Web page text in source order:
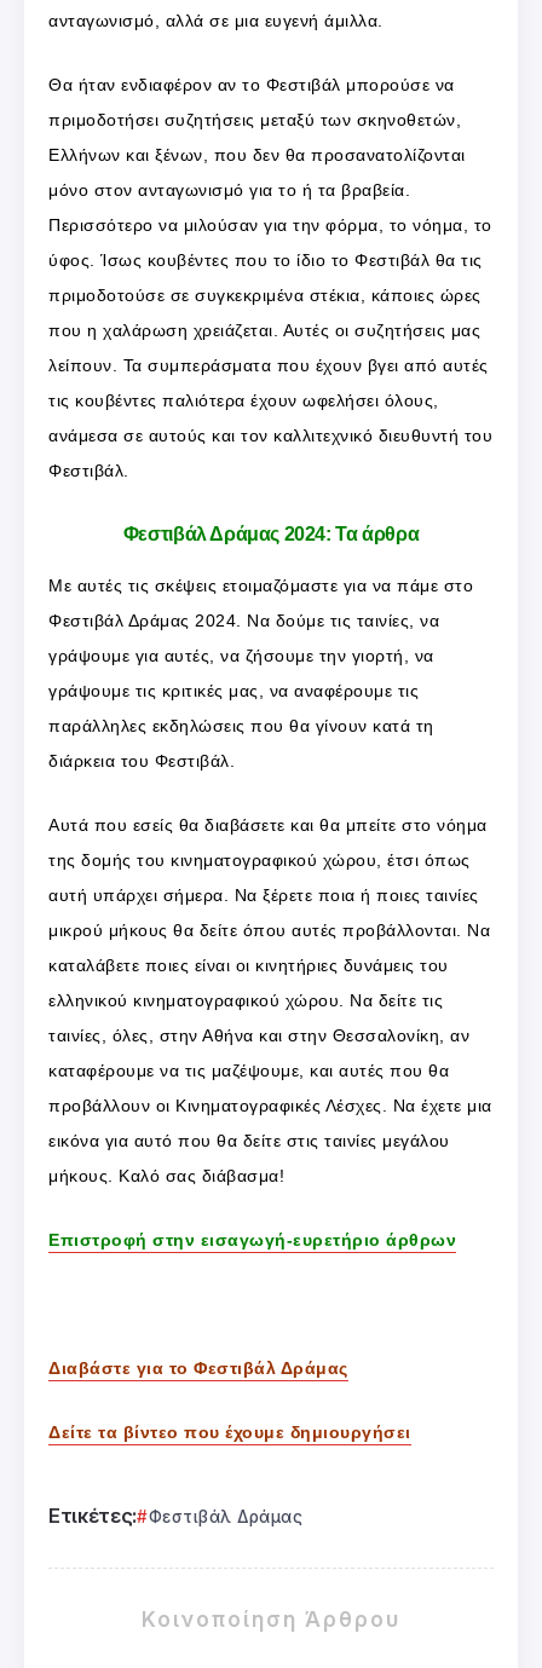
ανταγωνισμό, αλλά σε μια ευγενή άμιλλα.
Θα ήταν ενδιαφέρον αν το Φεστιβάλ μπορούσε να
πριμοδοτήσει συζητήσεις μεταξύ των σκηνοθετών,
Ελλήνων και ξένων, που δεν θα προσανατολίζονται
μόνο στον ανταγωνισμό για το ή τα βραβεία.
Περισσότερο να μιλούσαν για την φόρμα, το νόημα, το
ύφος. Ίσως κουβέντες που το ίδιο το Φεστιβάλ θα τις
πριμοδοτούσε σε συγκεκριμένα στέκια, κάποιες ώρες
που η χαλάρωση χρειάζεται. Αυτές οι συζητήσεις μας
λείπουν. Τα συμπεράσματα που έχουν βγει από αυτές
τις κουβέντες παλιότερα έχουν ωφελήσει όλους,
ανάμεσα σε αυτούς και τον καλλιτεχνικό διευθυντή του
Φεστιβάλ.
Φεστιβάλ Δράμας 2024: Τα άρθρα
Με αυτές τις σκέψεις ετοιμαζόμαστε για να πάμε στο
Φεστιβάλ Δράμας 2024. Να δούμε τις ταινίες, να
γράψουμε για αυτές, να ζήσουμε την γιορτή, να
γράψουμε τις κριτικές μας, να αναφέρουμε τις
παράλληλες εκδηλώσεις που θα γίνουν κατά τη
διάρκεια του Φεστιβάλ.
Αυτά που εσείς θα διαβάσετε και θα μπείτε στο νόημα
της δομής του κινηματογραφικού χώρου, έτσι όπως
αυτή υπάρχει σήμερα. Να ξέρετε ποια ή ποιες ταινίες
μικρού μήκους θα δείτε όπου αυτές προβάλλονται. Να
καταλάβετε ποιες είναι οι κινητήριες δυνάμεις του
ελληνικού κινηματογραφικού χώρου. Να δείτε τις
ταινίες, όλες, στην Αθήνα και στην Θεσσαλονίκη, αν
καταφέρουμε να τις μαζέψουμε, και αυτές που θα
προβάλλουν οι Κινηματογραφικές Λέσχες. Να έχετε μια
εικόνα για αυτό που θα δείτε στις ταινίες μεγάλου
μήκους. Καλό σας διάβασμα!
Επιστροφή στην εισαγωγή-ευρετήριο άρθρων
Διαβάστε για το Φεστιβάλ Δράμας
Δείτε τα βίντεο που έχουμε δημιουργήσει
Ετικέτες: Φεστιβάλ Δράμας
Κοινοποίηση Άρθρου